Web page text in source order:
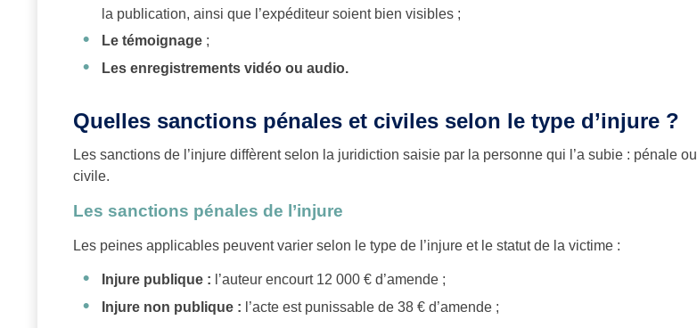
la publication, ainsi que l’expéditeur soient bien visibles ;
Le témoignage ;
Les enregistrements vidéo ou audio.
Quelles sanctions pénales et civiles selon le type d’injure ?
Les sanctions de l’injure diffèrent selon la juridiction saisie par la personne qui l’a subie : pénale ou
civile.
Les sanctions pénales de l’injure
Les peines applicables peuvent varier selon le type de l’injure et le statut de la victime :
Injure publique : l’auteur encourt 12 000 € d’amende ;
Injure non publique : l’acte est punissable de 38 € d’amende ;